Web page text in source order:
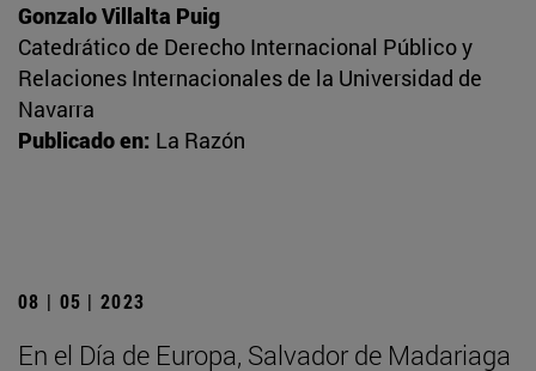
Gonzalo Villalta Puig
Catedrático de Derecho Internacional Público y
Relaciones Internacionales de la Universidad de
Navarra
Publicado en: La Razón
08 | 05 | 2023
En el Día de Europa, Salvador de Madariaga